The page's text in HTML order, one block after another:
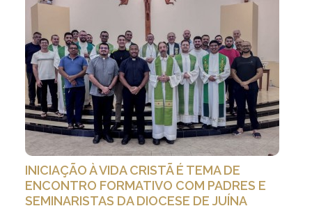
INICIAÇÃO À VIDA CRISTÃ É TEMA DE
ENCONTRO FORMATIVO COM PADRES E
SEMINARISTAS DA DIOCESE DE JUÍNA